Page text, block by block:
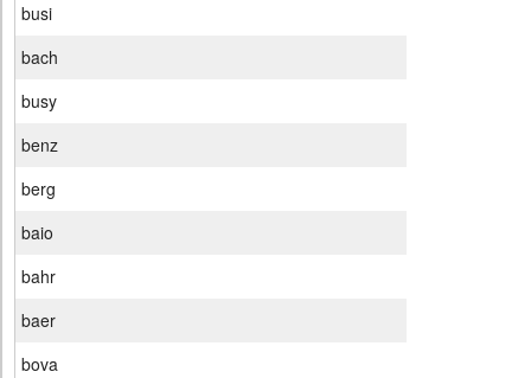
busi
bach
busy
benz
berg
baio
bahr
baer
bova